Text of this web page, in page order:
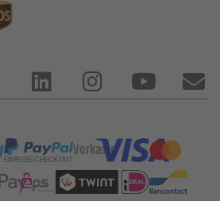
Vorkasse